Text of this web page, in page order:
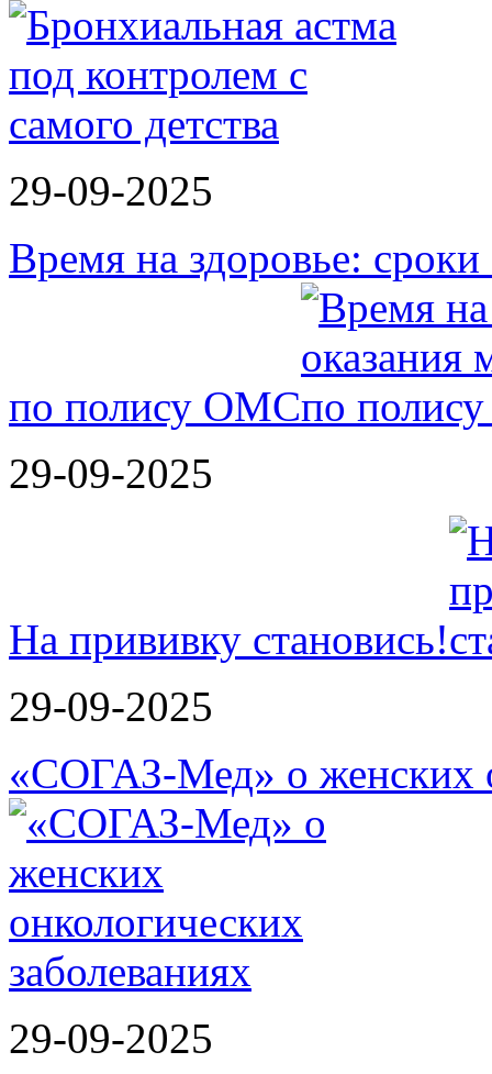
29-09-2025
Время на здоровье:
по полису ОМС
29-09-2025
На прививку становись!
29-09-2025
«СОГАЗ-Мед» о женских
29-09-2025